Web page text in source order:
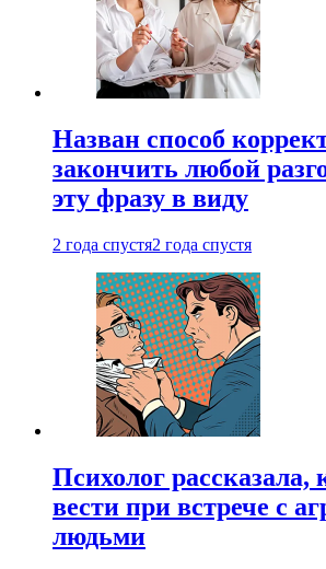
Назван способ
закончить любой
эту фразу в виду
2 года спустя2 года спустя
Психолог рассказала,
вести при встрече с
людьми